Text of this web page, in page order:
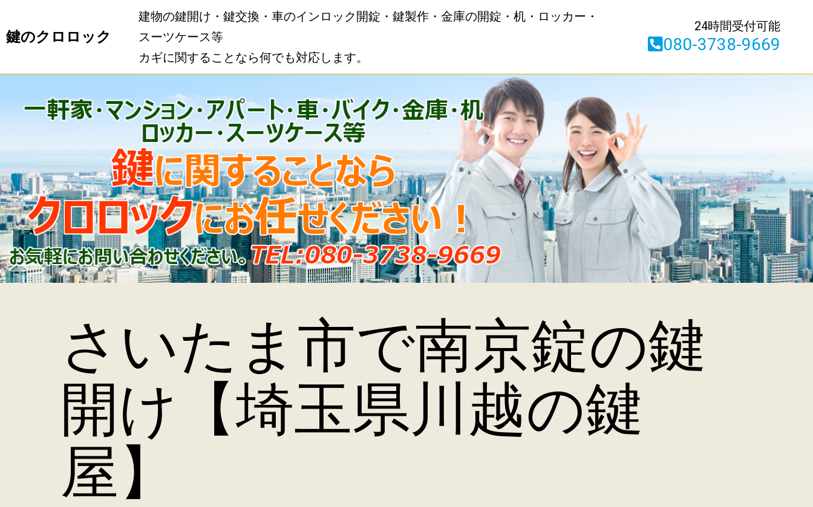
鍵のクロロック
建物の鍵開け・鍵交換・車のインロック開錠・鍵製作・金庫の開錠・机・ロッカー・
スーツケース等
カギに関することなら何でも対応します。
24時間受付可能
080-3738-9669
さいたま市で南京錠の鍵
開け【埼玉県川越の鍵
屋】